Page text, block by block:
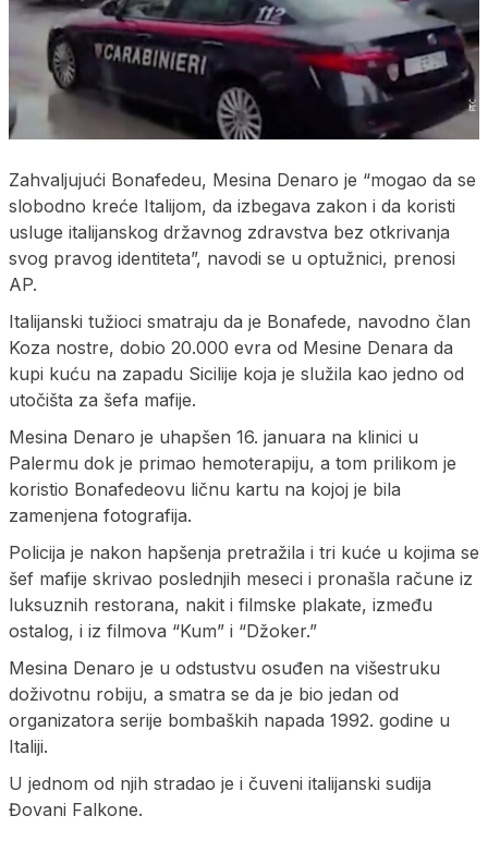
Zahvaljujući Bonafedeu, Mesina Denaro je “mogao da se
slobodno kreće Italijom, da izbegava zakon i da koristi
usluge italijanskog državnog zdravstva bez otkrivanja
svog pravog identiteta”, navodi se u optužnici, prenosi
AP.
Italijanski tužioci smatraju da je Bonafede, navodno član
Koza nostre, dobio 20.000 evra od Mesine Denara da
kupi kuću na zapadu Sicilije koja je služila kao jedno od
utočišta za šefa mafije.
Mesina Denaro je uhapšen 16. januara na klinici u
Palermu dok je primao hemoterapiju, a tom prilikom je
koristio Bonafedeovu ličnu kartu na kojoj je bila
zamenjena fotografija.
Policija je nakon hapšenja pretražila i tri kuće u kojima se
šef mafije skrivao poslednjih meseci i pronašla račune iz
luksuznih restorana, nakit i filmske plakate, između
ostalog, i iz filmova “Kum” i “Džoker.”
Mesina Denaro je u odstustvu osuđen na višestruku
doživotnu robiju, a smatra se da je bio jedan od
organizatora serije bombaških napada 1992. godine u
Italiji.
U jednom od njih stradao je i čuveni italijanski sudija
Đovani Falkone.